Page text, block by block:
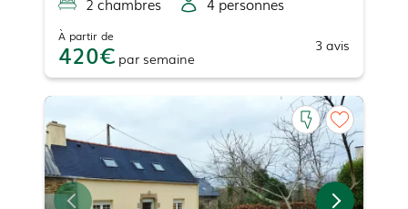
À partir de
420 par semaine
3 avis